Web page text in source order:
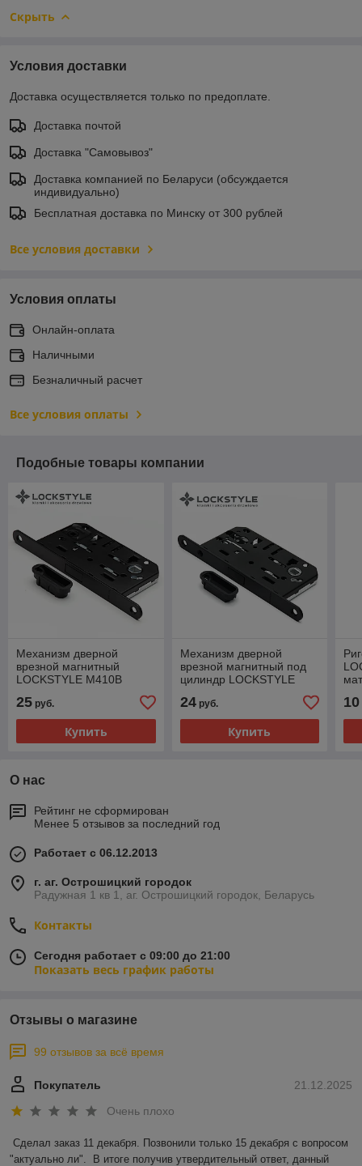
Скрыть
Условия доставки
Доставка осуществляется только по предоплате.
Доставка почтой
Доставка "Самовывоз"
Доставка компанией по Беларуси (обсуждается
индивидуально)
Бесплатная доставка по Минску от 300 рублей
Все условия доставки
Условия оплаты
Онлайн-оплата
Наличными
Безналичный расчет
Все условия оплаты
Подобные товары компании
Механизм дверной
врезной магнитный
LOCKSTYLE М410B
стандарт STV комплект с
ответной планкой AL6
25 руб.
Купить
Механизм дверной
врезной магнитный под
цилиндр LOCKSTYLE
комплект с ответной
планкой AL6
24руб.
Купить
10
О нас
Рейтинг не сформирован
Менее 5 отзывов за последний год
Работает с 06.12.2013
г. аг. Острошицкий городок
Радужная 1 кв 1, аг. Острошицкий городок, Беларусь
Контакты
Сегодня работает с 09:00 до 21:00
Показать весь график работы
Отзывы о магазине
99 отзывов за всё время
21.12.2025
Покупатель
Очень плохо
Сделал заказ 11 декабря. Позвонили только 15 декабря с вопросом
"актуально ли".  В итоге получив утвердительный ответ, данный